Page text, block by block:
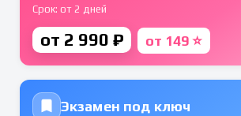
Срок: от 2 дней
от 2 990 ₽ от 149 ⭐
Экзамен под ключ